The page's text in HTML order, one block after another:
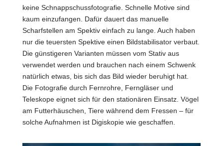
keine Schnappschussfotografie. Schnelle Motive sind
kaum einzufangen. Dafür dauert das manuelle
Scharfstellen am Spektiv einfach zu lange. Auch haben
nur die teuersten Spektive einen Bildstabilisator verbaut.
Die günstigeren Varianten müssen vom Stativ aus
verwendet werden und brauchen nach einem Schwenk
natürlich etwas, bis sich das Bild wieder beruhigt hat.
Die Fotografie durch Fernrohre, Ferngläser und
Teleskope eignet sich für den stationären Einsatz. Vögel
am Futterhäuschen, Tiere während dem Fressen – für
solche Aufnahmen ist Digiskopie wie geschaffen.